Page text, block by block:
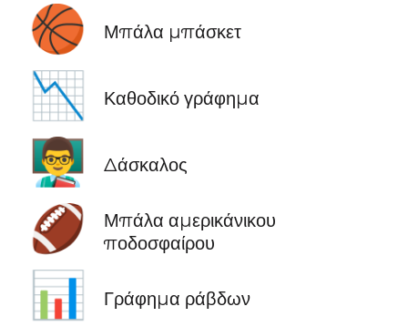
🏀 Μπάλα μπάσκετ
📉 Καθοδικό γράφημα
👨‍🏫 Δάσκαλος
🏈
Μπάλα αμερικάνικου
ποδοσφαίρου
📊 Γράφημα ράβδων